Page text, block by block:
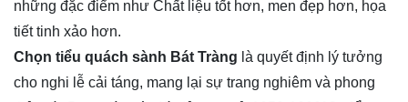
những đặc điểm như Chất liệu tốt hơn, men đẹp hơn, họa
tiết tinh xảo hơn.
Chọn tiểu quách sành Bát Tràng là quyết định lý tưởng
cho nghi lễ cải táng, mang lại sự trang nghiêm và phong